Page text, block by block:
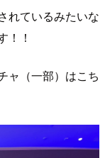
れているみたいな
！！
ャ（一部）はこち